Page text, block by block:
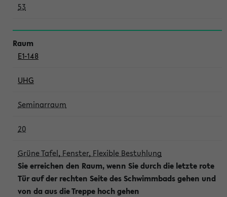
53
E1-148
UHG
Seminarraum
20
Grüne Tafel, Fenster, Flexible Bestuhlung
Sie erreichen den Raum, wenn Sie durch die letzte rote
Tür auf der rechten Seite des Schwimmbads gehen und
von da aus die Treppe hoch gehen